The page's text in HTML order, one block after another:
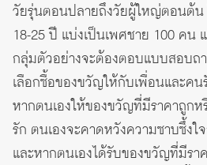
วัยรุ่นตอนปลายถึงวัยผู้ใหญ่ตอนต้น
18-25 ปี แบ่งเป็นเพศชาย 100 คน
กลุ่มตัวอย่างจะต้องตอบแบบสอบถ
เลือกซื้อของขวัญให้กับเพื่อนและคน
หากตนเองให้ของขวัญที่มีราคาถูก
รัก ตนเองจะคาดหวังความซาบซึ้งใ
และหากตนเองได้รับของขวัญที่มีร